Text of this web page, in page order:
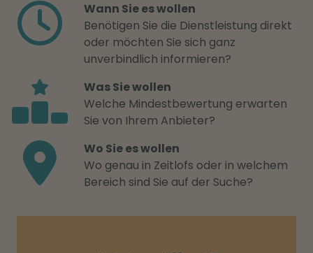
Wann Sie es wollen
Benötigen Sie die Dienstleistung direkt
oder möchten Sie sich ganz
unverbindlich informieren?
Was Sie wollen
Welche Mindestbewertung erwarten
Sie von Ihrem Anbieter?
Wo Sie es wollen
Wo genau in Zeitlofs oder in welchem
Bereich sind Sie auf der Suche?